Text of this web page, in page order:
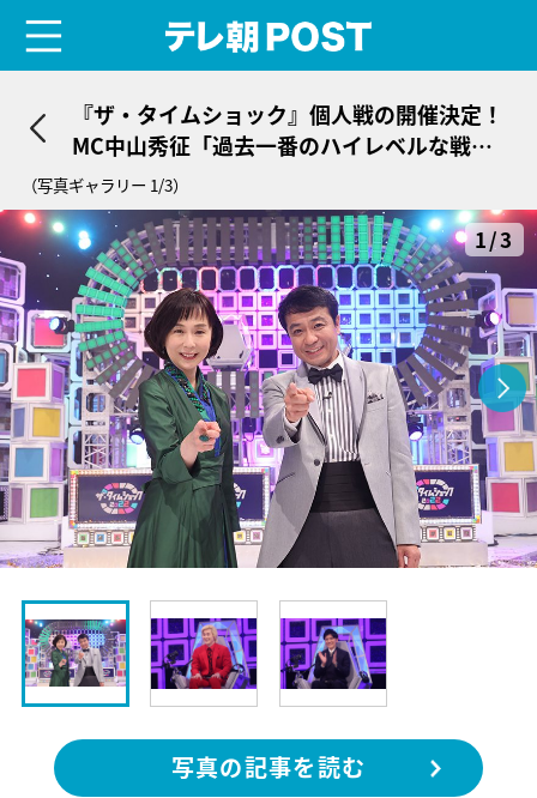
『ザ・タイムショック』個人戦の開催決定！
MC中山秀征「過去一番のハイレベルな戦
い」
（写真ギャラリー 1/3）
1/3
写真の記事を読む